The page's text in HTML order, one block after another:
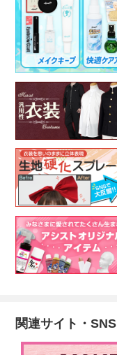
関連サイト・SNS